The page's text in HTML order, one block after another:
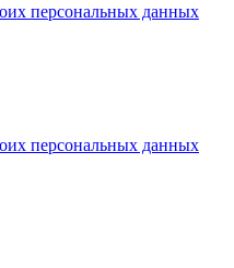
персональных данных
персональных данных